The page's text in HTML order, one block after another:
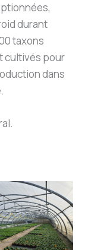
durant
taxons
cultivés pour
dans